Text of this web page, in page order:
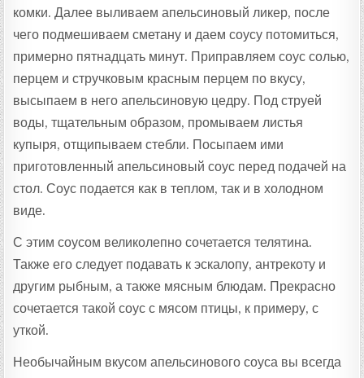
комки. Далее выливаем апельсиновый ликер, после
чего подмешиваем сметану и даем соусу потомиться,
примерно пятнадцать минут. Приправляем соус солью,
перцем и стручковым красным перцем по вкусу,
высыпаем в него апельсиновую цедру. Под струей
воды, тщательным образом, промываем листья
купыря, отщипываем стебли. Посыпаем ими
приготовленный апельсиновый соус перед подачей на
стол. Соус подается как в теплом, так и в холодном
виде.
С этим соусом великолепно сочетается телятина.
Также его следует подавать к эскалопу, антрекоту и
другим рыбным, а также мясным блюдам. Прекрасно
сочетается такой соус с мясом птицы, к примеру, с
уткой.
Необычайным вкусом апельсинового соуса вы всегда